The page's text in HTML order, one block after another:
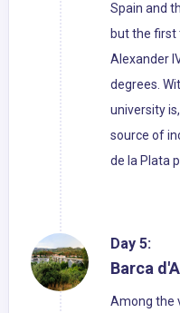
Spain and
but the first
Alexander
degrees.
university
source of
de la Plata
Day 5:
Barca
Among the